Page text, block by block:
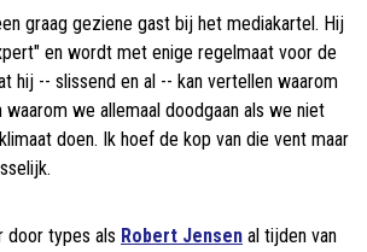
graag geziene gast bij het mediakartel. Hij
en wordt met enige regelmaat voor de
hij -- slissend en al -- kan vertellen waarom
we allemaal doodgaan als we niet
doen. Ik hoef de kop van die vent maar
door types als Robert Jensen al tijden van